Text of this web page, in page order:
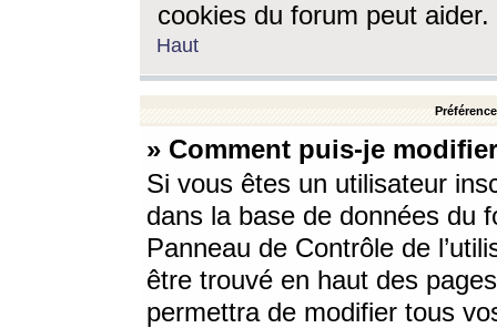
cookies du forum peut aider.
Haut
» Comment puis-je
Si vous êtes un utilisateur
dans la base de données du
Panneau de Contrôle de
être trouvé en haut des
permettra de modifier tous